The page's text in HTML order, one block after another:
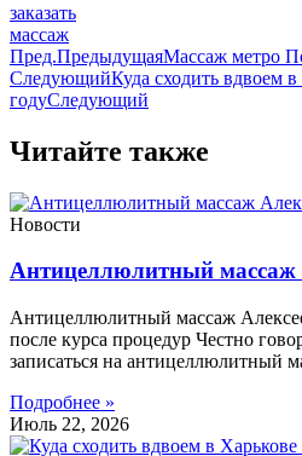
заказать
массаж
Пред.ПредыдущаяМассаж метро
СледующийКуда сходить вдвоем
годуСледующий
Читайте также
Новости
Антицеллюлитный массаж
Антицеллюлитный массаж
после курса процедур Честно
записаться на антицеллюлитный
Подробнее »
Июль 22, 2026